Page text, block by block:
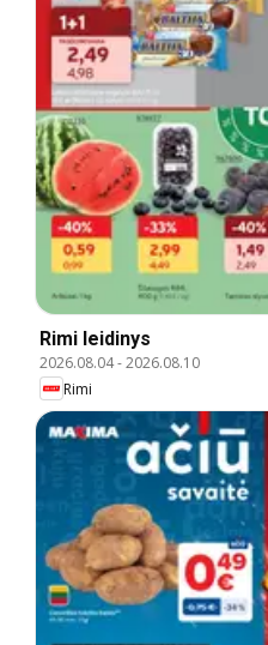
Rimi leidinys
2026.08.04-2026.08.10
Rimi